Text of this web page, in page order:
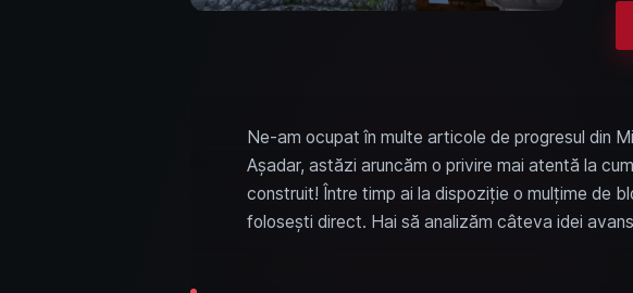
Ne-am ocupat în multe articole de progresul din
Așadar, astăzi aruncăm o privire mai atentă la
construit! Între timp ai la dispoziție o mulțime de
folosești direct. Hai să analizăm câteva idei